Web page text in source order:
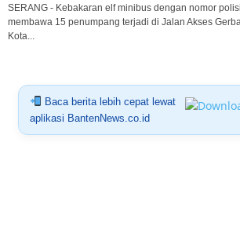
SERANG - Kebakaran elf minibus dengan nomor
membawa 15 penumpang terjadi di Jalan Akses
Kota...
Baca berita lebih cepat lewat
aplikasi BantenNews.co.id